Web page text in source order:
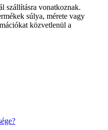
szállításra vonatkoznak.
súlya, mérete vagy
közvetlenül a